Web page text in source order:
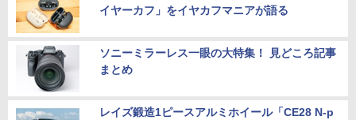
イヤーカフ」をイヤカフマニアが語る
ソニーミラーレス一眼の大特集！ 見どころ記事
まとめ
レイズ鍛造1ピースアルミホイール「CE28 N-p